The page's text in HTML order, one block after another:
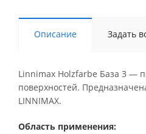
Описание Задать
Linnimax Holzfarbe База 3 —
поверхностей.
LINNIMAX.
Область применения: